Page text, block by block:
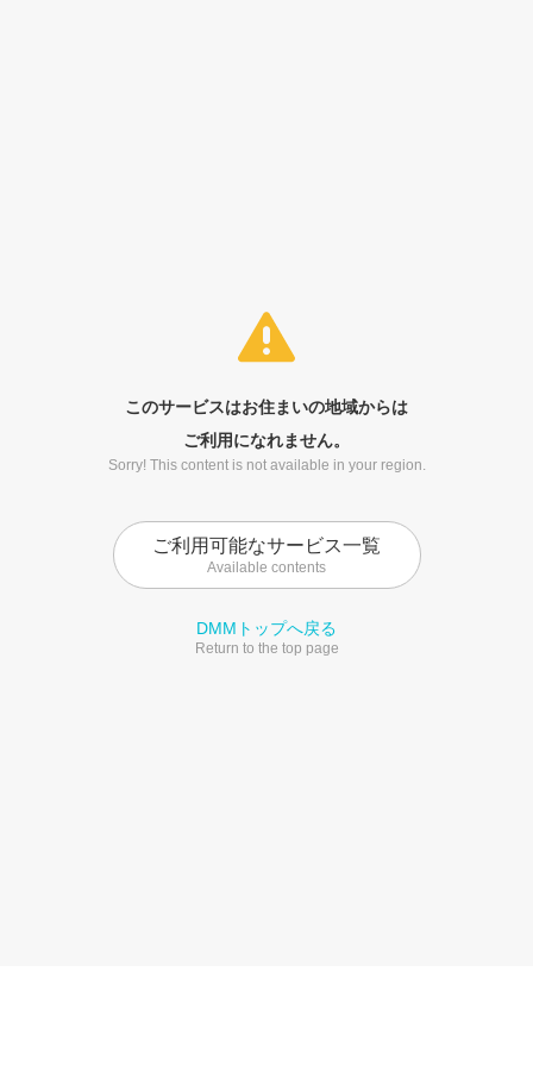
このサービスはお住まいの地域からは
ご利用になれません。
Sorry! This content is not available in your region.
ご利用可能なサービス一覧
Available contents
DMMトップへ戻る
Return to the top page